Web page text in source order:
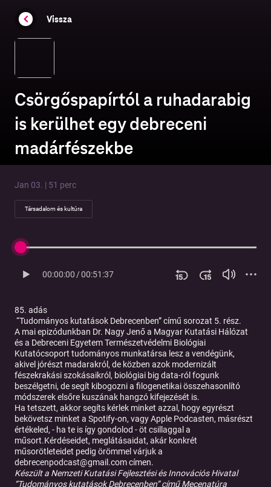
Vissza
Csörgőspapírtól a ruhadarabig
is kerülhet egy debreceni
madárfészekbe
Jan 03. | 51 perc
Társadalom és kultúra
00:00:00/00:51:37
85. adás
“Tudományos kutatások Debrecenben” című sorozat 5. rész.
A mai epizódunkban Dr. Nagy Jenőa Magyar Kutatási Hálózat
és a Debreceni Egyetem Természetvédelmi Biológiai
Kutatócsoport tudományos munkatársa lesz a vendégünk,
akivel jórészt madarakról, de közben azok modernizált
fészekrakási szokásaikról, biológiai big data-ról fogunk
beszélgetni, de segít kibogozni a filogenetikai összehasonlító
módszerek elsőre kuszának hangzó kifejezését is.
Ha tetszett, akkor segíts kérlek minket azzal, hogy egyrészt
bekövetsz minket a Spotify-on, vagy Apple Podcasten, másrészt
értékeled, - ha te is így gondolod - öt csillaggal a
műsort.Kérdéseidet, meglátásaidat, akár konkrét
műsorötleteidet pedig örömmel várjuk a
debrecenpodcast@gmail.com címen.
Készült a Nemzeti Kutatási Fejlesztési és Innovációs Hivatal
“Tudományos kutatások Debrecenben” című Mecenatúra